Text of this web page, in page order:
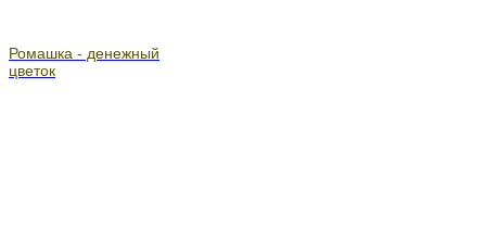
Ромашка - денежный
цветок